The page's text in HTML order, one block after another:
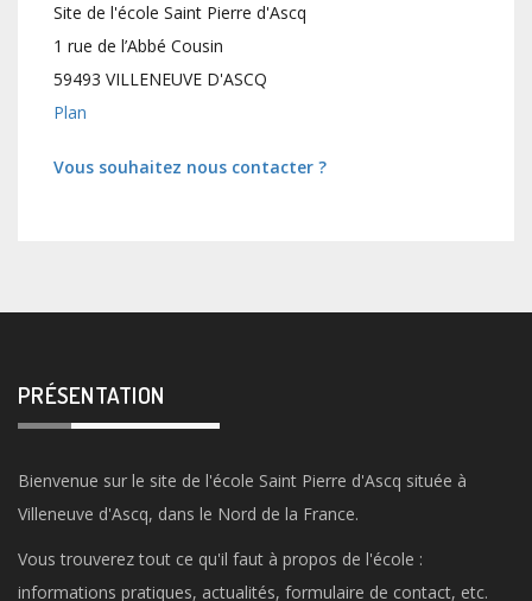
Site de l'école Saint Pierre d'Ascq
1 rue de l’Abbé Cousin
59493 VILLENEUVE D'ASCQ
Plan
Vous souhaitez nous contacter ?
PRÉSENTATION
Bienvenue sur le site de l'école Saint Pierre d'Ascq située à
Villeneuve d'Ascq, dans le Nord de la France.
Vous trouverez tout ce qu'il faut à propos de l'école :
informations pratiques, actualités, formulaire de contact, etc.